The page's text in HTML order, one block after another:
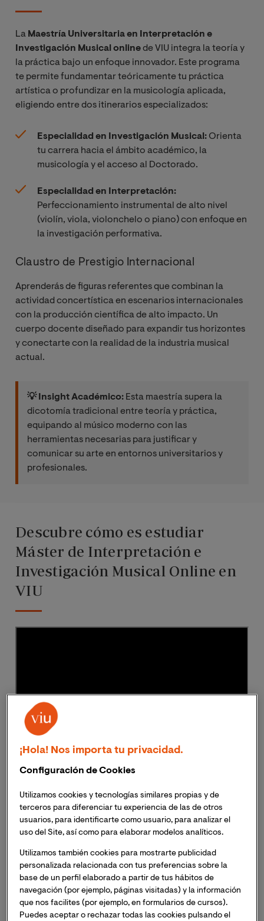
La Maestría Universitaria en Interpretación e
Investigación Musical onlinede VIU integra la teoría y
la práctica bajo un enfoque innovador. Este programa
te permite fundamentar teóricamente tu práctica
artística o profundizar en la musicología aplicada,
eligiendo entre dos itinerarios especializados:
Especialidad en Investigación Musical: Orienta
tu carrera hacia el ámbito académico, la
musicología y el acceso al Doctorado.
Especialidad en Interpretación:
Perfeccionamiento instrumental de alto nivel
(violín, viola, violonchelo o piano) con enfoque en
la investigación performativa.
Claustro de Prestigio Internacional
Aprenderás de figuras referentes que combinan la
actividad concertística en escenarios internacionales
con la producción científica de alto impacto. Un
cuerpo docente diseñado para expandir tus horizontes
y conectarte con la realidad de la industria musical
actual.
💡 Insight Académico: Esta maestría supera la
dicotomía tradicional entre teoría y práctica,
equipando al músico moderno con las
herramientas necesarias para justificar y
comunicar su arte en entornos universitarios y
profesionales.
Descubre cómo es estudiar
Máster de Interpretación e
Investigación Musical Online en
VIU
¡Hola! Nos importa tu privacidad.
Configuración de Cookies
Utilizamos cookies y tecnologías similares propias y de
terceros para diferenciar tu experiencia de las de otros
usuarios, para identificarte como usuario, para analizar el
uso del Site, así como para elaborar modelos analíticos.
Utilizamos también cookies para mostrarte publicidad
personalizada relacionada con tus preferencias sobre la
base de un perfil elaborado a partir de tus hábitos de
navegación (por ejemplo, páginas visitadas) y la información
que nos facilites (por ejemplo, en formularios de cursos).
Puedes aceptar o rechazar todas las cookies pulsando el